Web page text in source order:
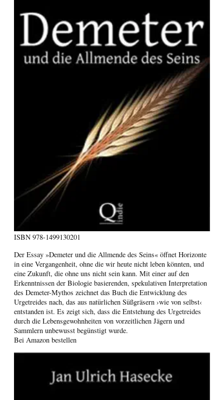
ISBN 978-1499130201
Der Essay »Demeter und die Allmende des Seins« öffnet Horizonte
in eine Vergangenheit, ohne die wir heute nicht leben könnten, und
eine Zukunft, die ohne uns nicht sein kann. Mit einer auf den
Erkenntnissen der Biologie basierenden, spekulativen Interpretation
des Demeter-Mythos zeichnet das Buch die Entwicklung des
Urgetreides nach, das aus natürlichen Süßgräsern ›wie von selbst‹
entstanden ist. Es zeigt sich, dass die Entstehung des Urgetreides
durch die Lebensgewohnheiten von vorzeitlichen Jägern und
Sammlern unbewusst begünstigt wurde.
Bei Amazon bestellen